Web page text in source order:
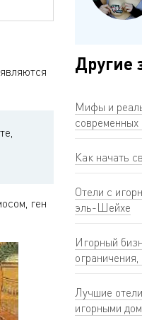
ген
Другие
Мифы и
современных
Как начать
Отели с
эль-Шейхе
Игорный
Лучшие
игорными